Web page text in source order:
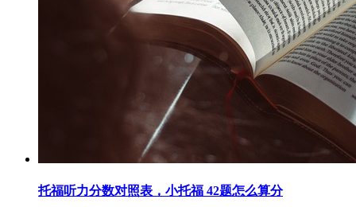
托福听力分数对照表，小托福 42题怎么算分